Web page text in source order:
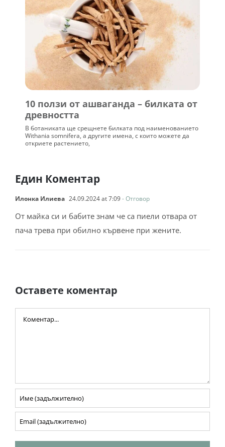
10 ползи от ашваганда – билката от
древността
В ботаниката ще срещнете билката под наименованието
Withania somnifera, а другите имена, с които можете да
откриете растението,
Един Коментар
Илонка Илиева 24.09.2024 at 7:09- Отговор
От майка си и бабите знам че са пиели отвара от
пача трева при обилно кървене при жените.
Оставете коментар
Comment